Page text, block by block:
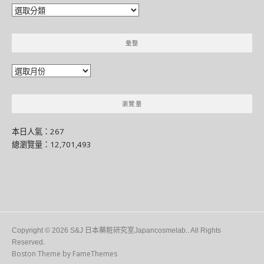
分
別
彙整
彙
瀏覽量
本日人氣：267
總瀏覽量：12,701,493
Copyright © 2026 S&J 日本藥粧研究室Japancosmelab.. All Rights
Reserved.
Boston Theme by FameThemes